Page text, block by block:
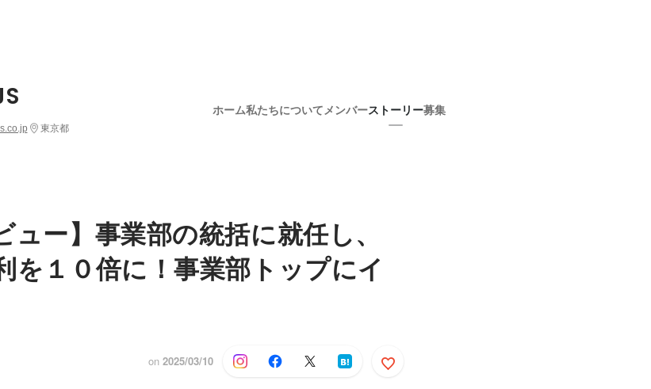
東京都
ホーム私たちについて メンバーストーリー募集
ュー】事業部の統括に就任し、
を１０倍に！事業部トップにイ
on 2025/03/10